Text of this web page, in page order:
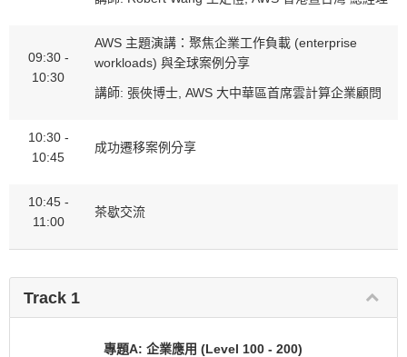
09:30 -
10:30
AWS 主題演講：聚焦企業工作負載 (enterprise
workloads) 與全球案例分享
講師: 張俠博士, AWS 大中華區首席雲計算企業顧問
10:30 -
10:45
成功遷移案例分享
10:45 -
11:00
茶歇交流
Track 1
專題A: 企業應用 (Level 100 - 200)